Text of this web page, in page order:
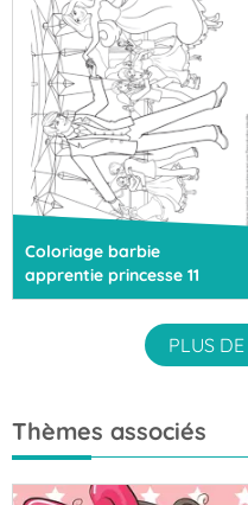
Coloriage barbie
apprentie princesse 11
PLUS
Thèmes associés